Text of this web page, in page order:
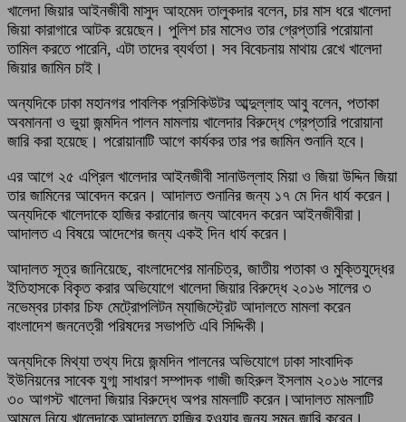
খালেদা জিয়ার আইনজীবী মাসুদ আহমেদ তালুকদার বলেন, চার মাস ধরে খালেদা
জিয়া কারাগারে আটক রয়েছেন। পুলিশ চার মাসেও তার গ্রেপ্তারি পরোয়ানা
তামিল করতে পারেনি, এটা তাদের ব্যর্থতা। সব বিবেচনায় মাথায় রেখে খালেদা
জিয়ার জামিন চাই।
অন্যদিকে ঢাকা মহানগর পাবলিক প্রসিকিউটর আব্দুল্লাহ আবু বলেন, পতাকা
অবমাননা ও ভুয়া জন্মদিন পালন মামলায় খালেদার বিরুদ্ধে গ্রেপ্তারি পরোয়ানা
জারি করা হয়েছে। পরোয়ানাটি আগে কার্যকর তার পর জামিন শুনানি হবে।
এর আগে ২৫ এপ্রিল খালেদার আইনজীবী সানাউল্লাহ মিয়া ও জিয়া উদ্দিন জিয়া
তার জামিনের আবেদন করেন। আদালত শুনানির জন্য ১৭ মে দিন ধার্য করেন।
অন্যদিকে খালেদাকে হাজির করানোর জন্য আবেদন করেন আইনজীবীরা।
আদালত এ বিষয়ে আদেশের জন্য একই দিন ধার্য করেন।
আদালত সূত্র জানিয়েছে, বাংলাদেশের মানচিত্র, জাতীয় পতাকা ও মুক্তিযুদ্ধের
ইতিহাসকে বিকৃত করার অভিযোগে খালেদা জিয়ার বিরুদ্ধে ২০১৬ সালের ৩
নভেম্বর ঢাকার চিফ মেট্রোপলিটন ম্যাজিস্ট্রেট আদালতে মামলা করেন
বাংলাদেশ জননেত্রী পরিষদের সভাপতি এবি সিদ্দিকী।
অন্যদিকে মিথ্যা তথ্য দিয়ে জন্মদিন পালনের অভিযোগে ঢাকা সাংবাদিক
ইউনিয়নের সাবেক যুগ্ম সাধারণ সম্পাদক গাজী জহিরুল ইসলাম ২০১৬ সালের
৩০ আগস্ট খালেদা জিয়ার বিরুদ্ধে অপর মামলাটি করেন।আদালত মামলাটি
আমলে নিয়ে খালেদাকে আদালতে হাজির হওয়ার জন্য সমন জারি করেন।